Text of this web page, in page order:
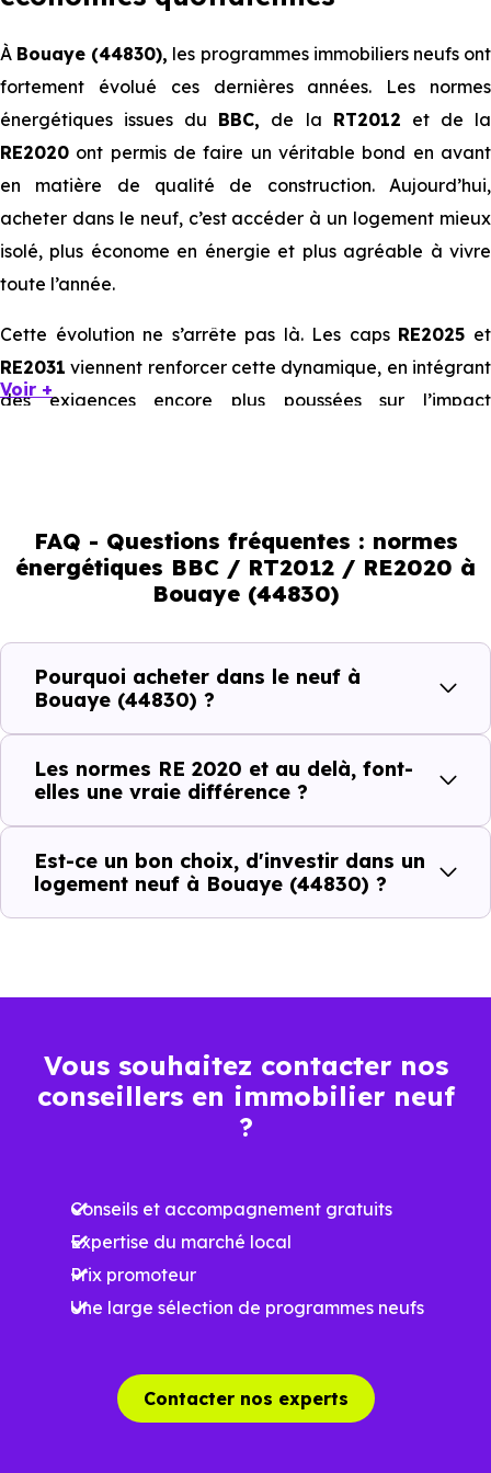
À Bouaye (44830), les programmes immobiliers neufs ont
fortement évolué ces dernières années. Les normes
énergétiques issues du BBC, de la RT2012 et de la
RE2020 ont permis de faire un véritable bond en avant
en matière de qualité de construction. Aujourd’hui,
acheter dans le neuf, c’est accéder à un logement mieux
isolé, plus économe en énergie et plus agréable à vivre
toute l’année.
Cette évolution ne s’arrête pas là. Les caps RE2025 et
RE2031 viennent renforcer cette dynamique, en intégrant
des exigences encore plus poussées sur l’impact
En résumé :
l’immobilier neuf
BBC, RT2012, RE2020
et phoniques
Confort en toute
Économies
mensuelles sur les
factures
luminosité
…
RE2025 et RE2031
Performances
Impact
réduit
…
Voir +
FAQ - Questions fréquentes : normes
énergétiques BBC / RT2012 / RE2020 à
Bouaye (44830)
Pourquoi acheter dans le neuf à
Bouaye (44830) ?
Les normes RE 2020 et au delà, font-
elles une vraie différence ?
Est-ce un bon choix, d'investir dans un
logement neuf à Bouaye (44830) ?
Vous souhaitez contacter nos
conseillers en immobilier neuf
?
Conseils et accompagnement gratuits
Expertise du marché local
Prix promoteur
Une large sélection de programmes neufs
Contacter nos experts